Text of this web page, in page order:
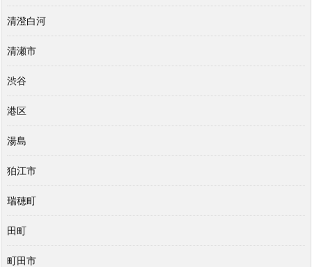
清澄白河
清瀬市
渋谷
港区
湯島
狛江市
瑞穂町
田町
町田市